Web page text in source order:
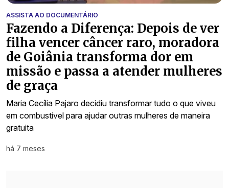
ASSISTA AO DOCUMENTÁRIO
Fazendo a Diferença: Depois de ver
filha vencer câncer raro, moradora
de Goiânia transforma dor em
missão e passa a atender mulheres
de graça
Maria Cecília Pajaro decidiu transformar tudo o que viveu
em combustível para ajudar outras mulheres de maneira
gratuita
há 7 meses